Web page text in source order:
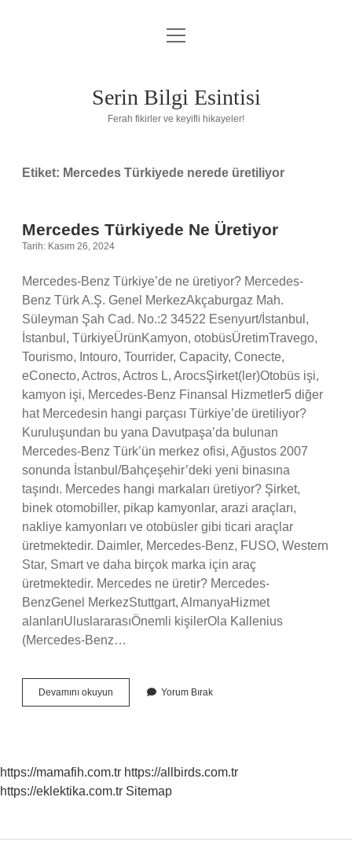
Anasayfa
Yasal Uyarı
menüyü
Serin Bilgi Esintisi
Ferah fikirler ve keyifli hikayeler!
Etiket: Mercedes Türkiyede nerede üretiliyor
Mercedes Türkiyede Ne Üretiyor
Tarih: Kasım 26, 2024
Mercedes-Benz Türkiye’de ne üretiyor? Mercedes-
Benz Türk A.Ş. Genel MerkezAkçaburgaz Mah.
Süleyman Şah Cad. No.:2 34522 Esenyurt/İstanbul,
İstanbul, TürkiyeÜrünKamyon, otobüsÜretimTravego,
Tourismo, Intouro, Tourrider, Capacity, Conecte,
eConecto, Actros, Actros L, ArocsŞirket(ler)Otobüs işi,
kamyon işi, Mercedes-Benz Finansal Hizmetler5 diğer
hat Mercedesin hangi parçası Türkiye’de üretiliyor?
Kuruluşundan bu yana Davutpaşa’da bulunan
Mercedes-Benz Türk’ün merkez ofisi, Ağustos 2007
sonunda İstanbul/Bahçeşehir’deki yeni binasına
taşındı. Mercedes hangi markaları üretiyor? Şirket,
binek otomobiller, pikap kamyonlar, arazi araçları,
nakliye kamyonları ve otobüsler gibi ticari araçlar
üretmektedir. Daimler, Mercedes-Benz, FUSO, Western
Star, Smart ve daha birçok marka için araç
üretmektedir. Mercedes ne üretir? Mercedes-
BenzGenel MerkezStuttgart, AlmanyaHizmet
alanlarıUluslararasıÖnemli kişilerOla Kallenius
(Mercedes-Benz…
Devamını okuyun Mercedes
Türkiyede
Yorum Bırak
https://mamafih.com.tr https://allbirds.com.tr
https://eklektika.com.tr Sitemap